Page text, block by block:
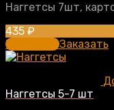
Наггетсы 7шт,
435 ₽
В корзинуЗаказать
Наггетсы 5-7 шт